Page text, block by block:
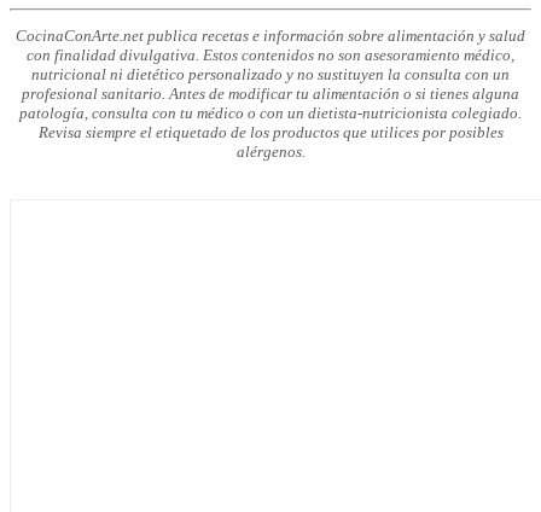
CocinaConArte.net publica recetas e información sobre alimentación y salud
con finalidad divulgativa. Estos contenidos no son asesoramiento médico,
nutricional ni dietético personalizado y no sustituyen la consulta con un
profesional sanitario. Antes de modificar tu alimentación o si tienes alguna
patología, consulta con tu médico o con un dietista-nutricionista colegiado.
Revisa siempre el etiquetado de los productos que utilices por posibles
alérgenos.